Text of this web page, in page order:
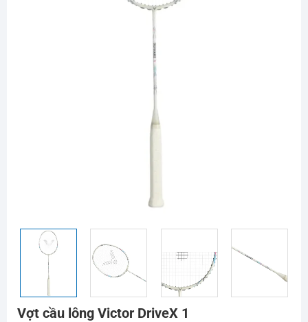
Vợt cầu lông Victor DriveX 1